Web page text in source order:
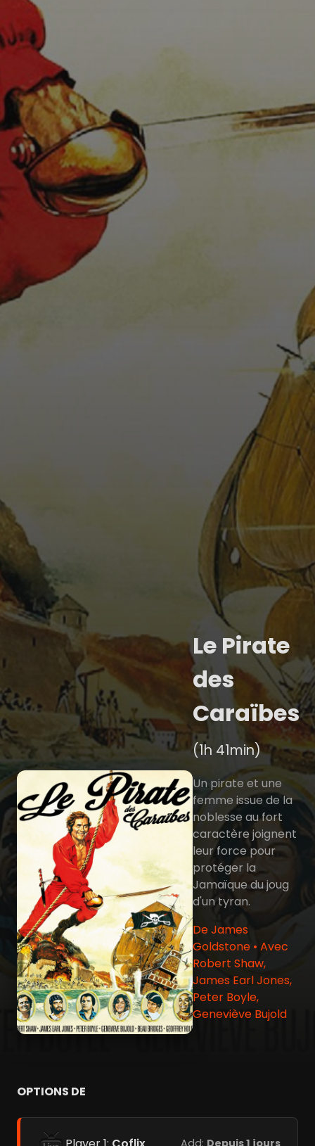
Le Pirate
des
Caraïbes
(1h 41min)
Un pirate et une
femme issue de la
noblesse au fort
caractère joignent
leur force pour
protéger la
Jamaïque du joug
d'un tyran.
De James
Goldstone • Avec
Robert Shaw,
James Earl Jones,
Peter Boyle,
Geneviève Bujold
OPTIONS DE
Add: Depuis 1 jours